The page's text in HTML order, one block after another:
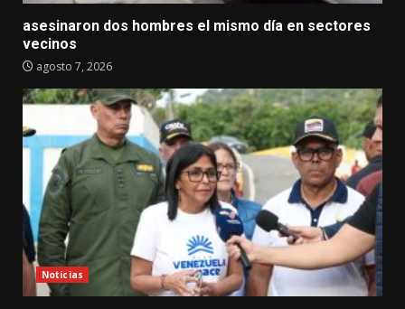
asesinaron dos hombres el mismo día en sectores
vecinos
agosto 7, 2026
Noticias